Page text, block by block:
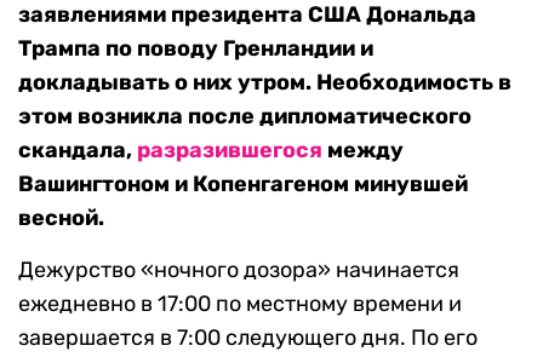
заявлениями президента США Дональда
Трампа по поводу Гренландии и
докладывать о них утром. Необходимость в
этом возникла после дипломатического
скандала, разразившегося между
Вашингтоном и Копенгагеном минувшей
весной.
Дежурство «ночного дозора» начинается
ежедневно в 17:00 по местному времени и
завершается в 7:00 следующего дня. По его